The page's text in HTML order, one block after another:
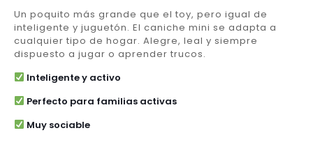
Un poquito más grande que el toy, pero igual de
inteligente y juguetón. El caniche mini se adapta a
cualquier tipo de hogar. Alegre, leal y siempre
dispuesto a jugar o aprender trucos.
Inteligente y activo
Perfecto para familias activas
Muy sociable